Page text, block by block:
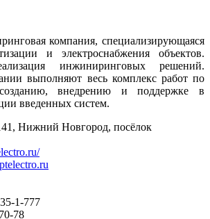
компания, специализирующаяся
и электроснабжения объектов.
инжиниринговых решений.
выполняют весь комплекс работ по
внедрению и поддержке в
введенных систем.
Нижний Новгород, посёлок
1-777
78